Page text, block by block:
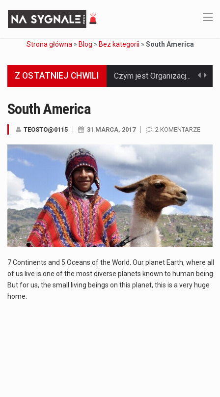
Strona główna » Blog » Bez kategorii » South America
Z OSTATNIEJ CHWILI Jaką dynamikę wzrostu PKB przewidują prognozy gospodarcze dla Polski w 2026 roku? Prognozy dotyczące gospodarki Polski na rok 2026 sugerują, że Produkt Krajowy Brutto (PKB)…
Co to jest cyberbezpieczeństwo w sieci? Cyberbezpieczeństwo w Internecie stanowi istotny element ochrony systemów informacyjnych. Jego zasadniczym celem jest zabezpieczenie przed różnorodnymi cyberzagrożeniami oraz ryzykiem,…
Co to jest globalne ocieplenie? Globalne ocieplenie to proces, który trwa od dłuższego czasu i prowadzi do podnoszenia się średnich temperatur zarówno na naszej planecie,…
Co to jest NATO? NATO, czyli Organizacja Traktatu Północnoatlantyckiego, to międzynarodowy sojusz wojskowy, który powstał 4 kwietnia 1949 roku. Jego głównym celem jest zapewnienie wolności…
Estetyka i styl: Elegancja vs Minimalizm Główną różnicą, którą widać na pierwszy rzut oka, jest sposób pracy materiału. Rolety rzymskie to produkt typu "2 w 1"…
South America
TEOSTO@0115 31 MARCA, 2017 2 KOMENTARZE
7 Continents and 5 Oceans of the World. Our planet Earth, where all
of us live is one of the most diverse planets known to human being.
But for us, the small living beings on this planet, this is a very huge
home.